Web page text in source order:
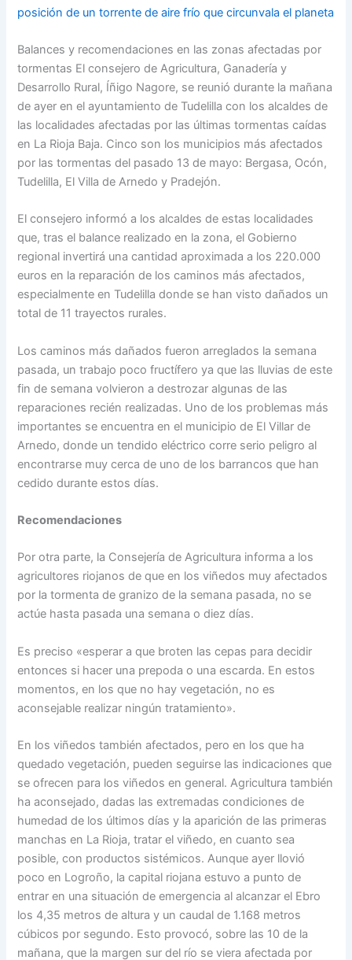
posición de un torrente de aire frío que circunvala el planeta
Balances y recomendaciones en las zonas afectadas por
tormentas El consejero de Agricultura, Ganadería y
Desarrollo Rural, Íñigo Nagore, se reunió durante la mañana
de ayer en el ayuntamiento de Tudelilla con los alcaldes de
las localidades afectadas por las últimas tormentas caídas
en La Rioja Baja. Cinco son los municipios más afectados
por las tormentas del pasado 13 de mayo: Bergasa, Ocón,
Tudelilla, El Villa de Arnedo y Pradejón.
El consejero informó a los alcaldes de estas localidades
que, tras el balance realizado en la zona, el Gobierno
regional invertirá una cantidad aproximada a los 220.000
euros en la reparación de los caminos más afectados,
especialmente en Tudelilla donde se han visto dañados un
total de 11 trayectos rurales.
Los caminos más dañados fueron arreglados la semana
pasada, un trabajo poco fructífero ya que las lluvias de este
fin de semana volvieron a destrozar algunas de las
reparaciones recién realizadas. Uno de los problemas más
importantes se encuentra en el municipio de El Villar de
Arnedo, donde un tendido eléctrico corre serio peligro al
encontrarse muy cerca de uno de los barrancos que han
cedido durante estos días.
Recomendaciones
Por otra parte, la Consejería de Agricultura informa a los
agricultores riojanos de que en los viñedos muy afectados
por la tormenta de granizo de la semana pasada, no se
actúe hasta pasada una semana o diez días.
Es preciso «esperar a que broten las cepas para decidir
entonces si hacer una prepoda o una escarda. En estos
momentos, en los que no hay vegetación, no es
aconsejable realizar ningún tratamiento».
En los viñedos también afectados, pero en los que ha
quedado vegetación, pueden seguirse las indicaciones que
se ofrecen para los viñedos en general. Agricultura también
ha aconsejado, dadas las extremadas condiciones de
humedad de los últimos días y la aparición de las primeras
manchas en La Rioja, tratar el viñedo, en cuanto sea
posible, con productos sistémicos. Aunque ayer llovió
poco en Logroño, la capital riojana estuvo a punto de
entrar en una situación de emergencia al alcanzar el Ebro
los 4,35 metros de altura y un caudal de 1.168 metros
cúbicos por segundo. Esto provocó, sobre las 10 de la
mañana, que la margen sur del río se viera afectada por